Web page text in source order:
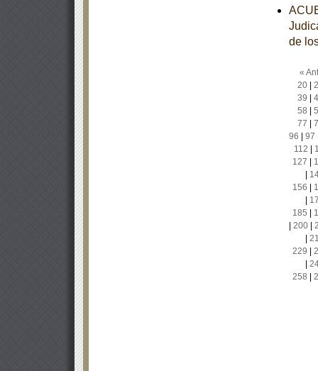
de
«
20|
39
58
77
96
97
112
127
156
185
200|
229
258